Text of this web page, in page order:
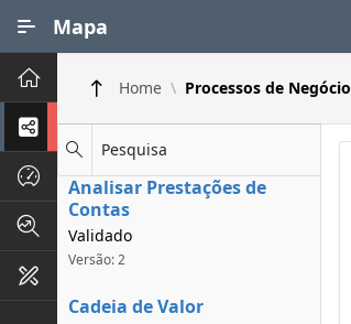
Mapa
Processos de Negócios
Dados INPI
Home Processos de Negócio
Pesquisa
Analisar Prestações de
Contas
Validado
Versão: 2
Cadeia de Valor